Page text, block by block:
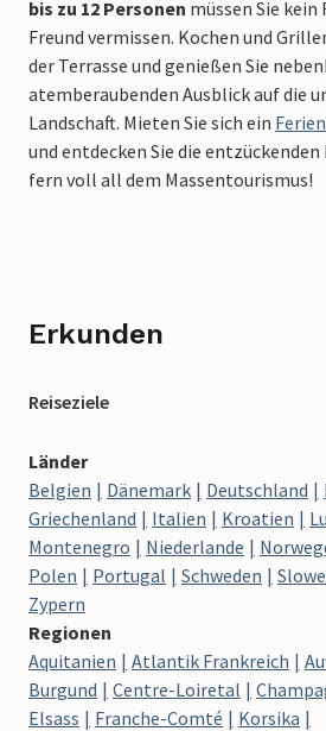
bis zu 12 Personen müssen Sie
Freund vermissen. Kochen und
der Terrasse und genießen Sie
atemberaubenden Ausblick auf die
Landschaft. Mieten Sie sich ein
und entdecken Sie die
fern voll all dem Massentourismus!
Erkunden
Reiseziele
Länder
Belgien
Dänemark Deutschland
Griechenland
Italien Kroatien
Montenegro
Niederlande
Polen
Portugal Schweden
Zypern
Regionen
Aquitanien
Atlantik Frankreich
Burgund
Centre-Loiretal
Elsass
Franche-Comté
Korsika